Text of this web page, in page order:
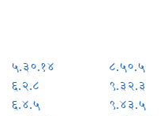
५.३०.१४
६.२.८
६.४.५
८.५०.५
९.३२.३
९.४३.५